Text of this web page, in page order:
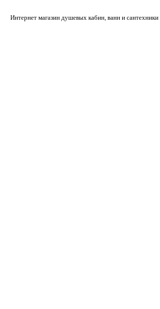
Интернет магазин душевых кабин, ванн и сантехники